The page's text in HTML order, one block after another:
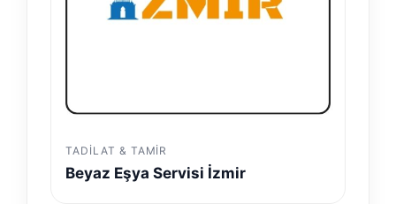
TADILAT & TAMIR
Beyaz Eşya Servisi İzmir